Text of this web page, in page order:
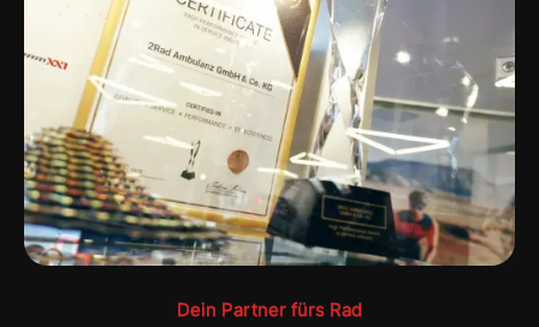
Dein Partner fürs Rad